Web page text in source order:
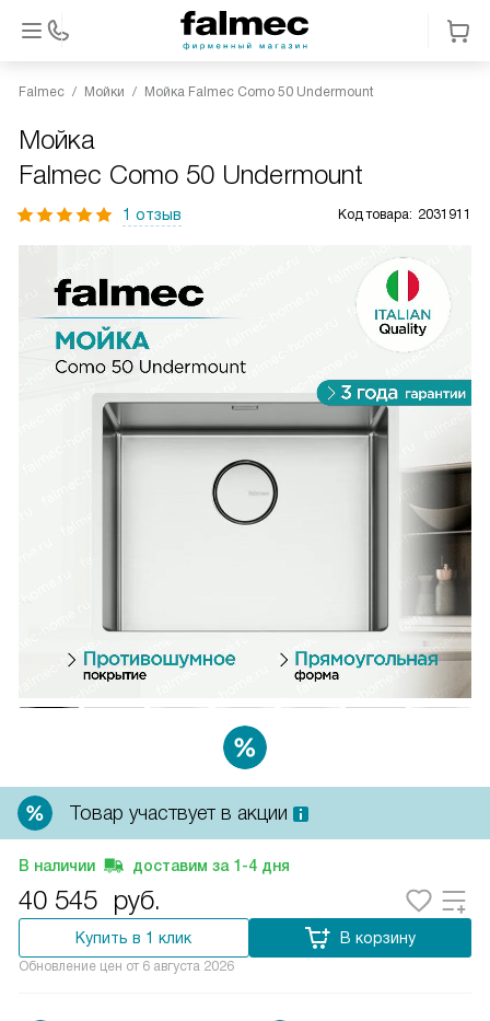
Falmec Мойки Мойка Falmec Como 50 Undermount
Мойка
Falmec Como 50 Undermount
1 отзыв Код товара: 2031911
Товар участвует в акции
В наличии доставим за 1-4 дня
40 545 руб.
Купить в 1 клик В корзину
Обновление цен от 6 августа 2026